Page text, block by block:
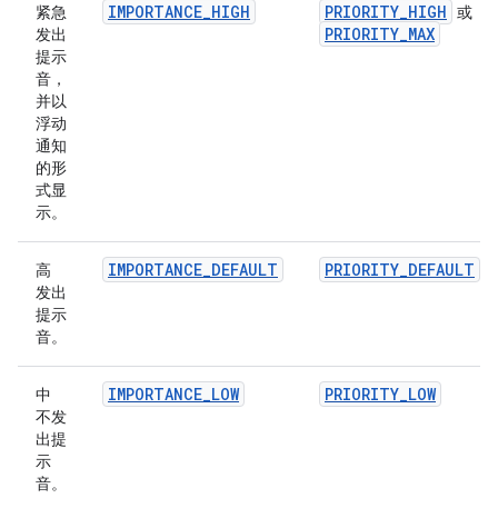
紧急
发出
提示
音，
并以
浮动
通知
的形
式显
示。
IMPORTANCE_HIGH PRIORITY_HIGH 或
PRIORITY_MAX
高
发出
提示
音。
IMPORTANCE_DEFAULT PRIORITY_DEFAULT
中
不发
出提
示
音。
IMPORTANCE_LOW PRIORITY_LOW